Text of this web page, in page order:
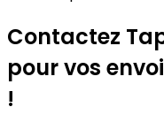
Contactez
pour vos
!